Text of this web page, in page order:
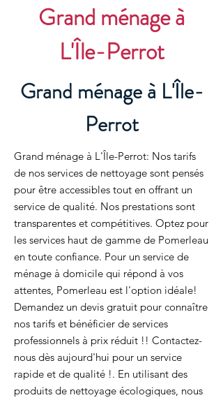
Grand ménage à
L'Île-Perrot
Grand ménage à L'Île-
Perrot
Grand ménage à L'Île-Perrot: Nos tarifs
de nos services de nettoyage sont pensés
pour être accessibles tout en offrant un
service de qualité. Nos prestations sont
transparentes et compétitives. Optez pour
les services haut de gamme de Pomerleau
en toute confiance. Pour un service de
ménage à domicile qui répond à vos
attentes, Pomerleau est l'option idéale!
Demandez un devis gratuit pour connaître
nos tarifs et bénéficier de services
professionnels à prix réduit !! Contactez-
nous dès aujourd'hui pour un service
rapide et de qualité !. En utilisant des
produits de nettoyage écologiques, nous